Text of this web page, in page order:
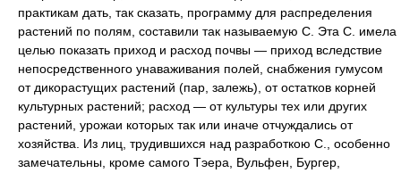
практикам дать, так сказать, программу для распределения
растений по полям, составили так называемую С. Эта С. имела
целью показать приход и расход почвы — приход вследствие
непосредственного унаваживания полей, снабжения гумусом
от дикорастущих растений (пар, залежь), от остатков корней
культурных растений; расход — от культуры тех или других
растений, урожаи которых так или иначе отчуждались от
хозяйства. Из лиц, трудившихся над разработкою С., особенно
замечательны, кроме самого Тэера, Вульфен, Бургер,